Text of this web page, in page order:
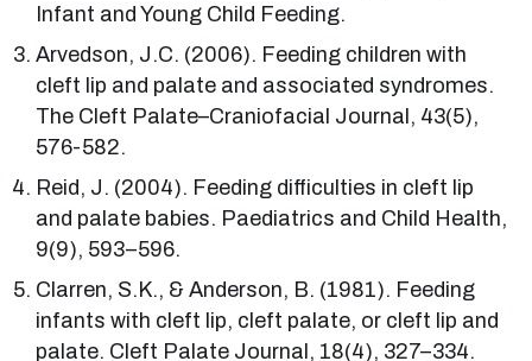
Infant and Young Child Feeding.
Arvedson, J.C. (2006). Feeding children with
cleft lip and palate and associated syndromes.
The Cleft Palate–Craniofacial Journal, 43(5),
576-582.
Reid, J. (2004). Feeding difficulties in cleft lip
and palate babies. Paediatrics and Child Health,
9(9), 593–596.
Clarren, S.K., & Anderson, B. (1981). Feeding
infants with cleft lip, cleft palate, or cleft lip and
palate. Cleft Palate Journal, 18(4), 327–334.